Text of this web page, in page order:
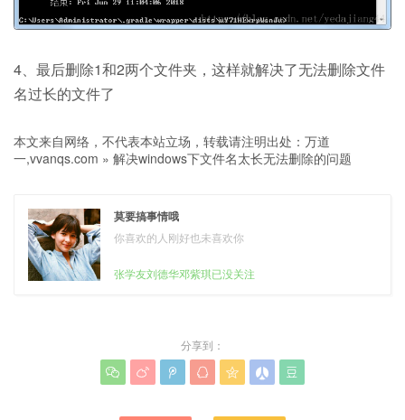
4、最后删除1和2两个文件夹，这样就解决了无法删除文件
名过长的文件了
本文来自网络，不代表本站立场，转载请注明出处： 万道
一,vvanqs.com » 解决windows下文件名太长无法删除的问题
莫要搞事情哦
你喜欢的人刚好也未喜欢你
张学友刘德华邓紫琪已没关注
分享到：
      